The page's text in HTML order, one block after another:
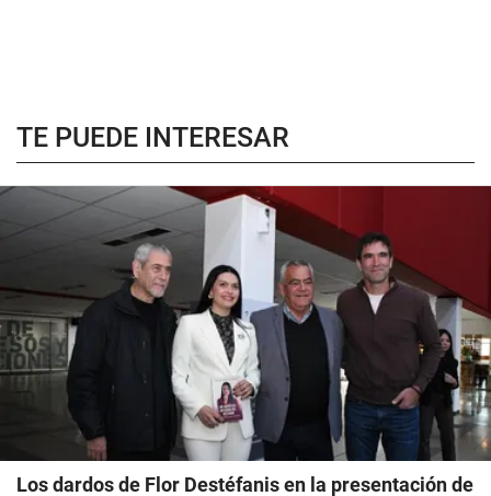
TE PUEDE INTERESAR
Los dardos de Flor Destéfanis en la presentación de